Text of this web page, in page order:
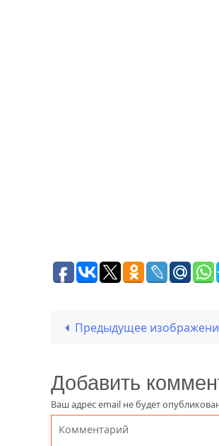
Предыдущее
Добавить
Ваш адрес email не будет